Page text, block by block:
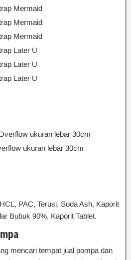
Mermaid
Mermaid
Mermaid
Later U
Later U
Later U
ukuran lebar 30cm
ukuran lebar 30cm
PAC, Terusi, Soda Ash, Kaporit
Bubuk 90%, Kaporit Tablet.
mencari tempat jual pompa dan